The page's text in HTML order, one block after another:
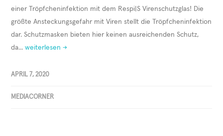
einer Tröpfcheninfektion mit dem Respi|S Virenschutzglas! Die
größte Ansteckungsgefahr mit Viren stellt die Tröpfcheninfektion
dar. Schutzmasken bieten hier keinen ausreichenden Schutz,
da...weiterlesen →
APRIL 7, 2020
MEDIACORNER